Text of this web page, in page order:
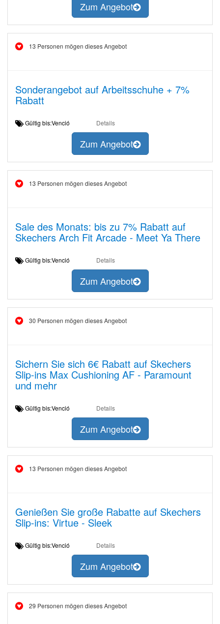
Zum Angebot
13 Personen mögen dieses Angebot
Sonderangebot auf Arbeitsschuhe + 7%
Rabatt
Gültig bis:Venció Details
Zum Angebot
13 Personen mögen dieses Angebot
Sale des Monats: bis zu 7% Rabatt auf
Skechers Arch Fit Arcade - Meet Ya There
Gültig bis:Venció Details
Zum Angebot
30 Personen mögen dieses Angebot
Sichern Sie sich 6€ Rabatt auf Skechers
Slip-ins Max Cushioning AF - Paramount
und mehr
Gültig bis:Venció Details
Zum Angebot
13 Personen mögen dieses Angebot
Genießen Sie große Rabatte auf Skechers
Slip-ins: Virtue - Sleek
Gültig bis:Venció Details
Zum Angebot
29 Personen mögen dieses Angebot